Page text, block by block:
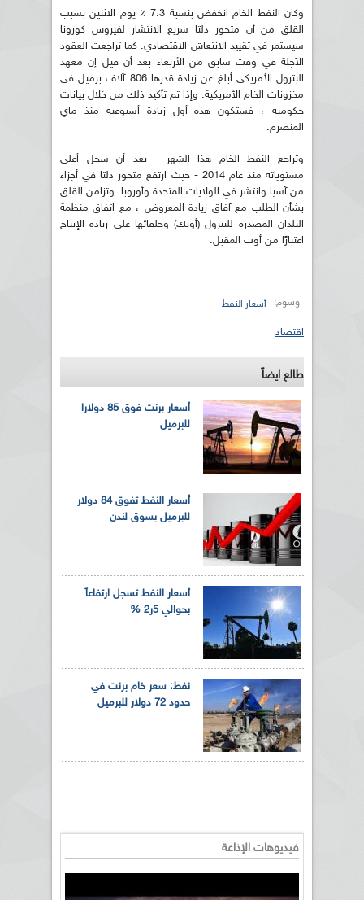
وكان النفط الخام انخفض بنسبة 7.3 ٪ يوم الاثنين بسبب
القلق من أن متحور دلتا سريع الانتشار لفيروس كورونا
سيستمر في تقييد الانتعاش الاقتصادي. كما تراجعت العقود
الآجلة في وقت سابق من الأربعاء بعد أن قيل إن معهد
البترول الأمريكي أبلغ عن زيادة قدرها 806 آلاف برميل في
مخزونات الخام الأمريكية. وإذا تم تأكيد ذلك من خلال بيانات
حكومية ، فستكون هذه أول زيادة أسبوعية منذ ماي
المنصرم.
وتراجع النفط الخام هذا الشهر - بعد أن سجل أعلى
مستوياته منذ عام 2014 - حيث ارتفع متحور دلتا في أجزاء
من آسيا وانتشر في الولايات المتحدة وأوروبا. وتزامن القلق
بشأن الطلب مع آفاق زيادة المعروض ، مع اتفاق منظمة
البلدان المصدرة للبترول (أوبك) وحلفائها على زيادة الإنتاج
اعتبارًا من أوت المقبل.
وسوم: أسعار النفط
اقتصاد
طالع ايضاً
أسعار برنت فوق 85 دولارا
للبرميل
أسعار النفط تفوق 84 دولار
للبرميل بسوق لندن
أسعار النفط تسجل ارتفاعاً
بحوالي 5ر2 %
نفط: سعر خام برنت في
حدود 72 دولار للبرميل
فيديوهات الإذاعة